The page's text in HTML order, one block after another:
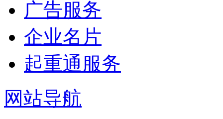
广告服务
企业名片
起重通服务
网站导航